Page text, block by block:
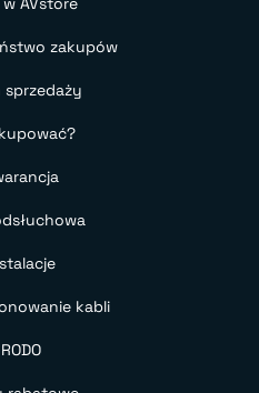
zakupów
sprzedaży
kabli
RODO